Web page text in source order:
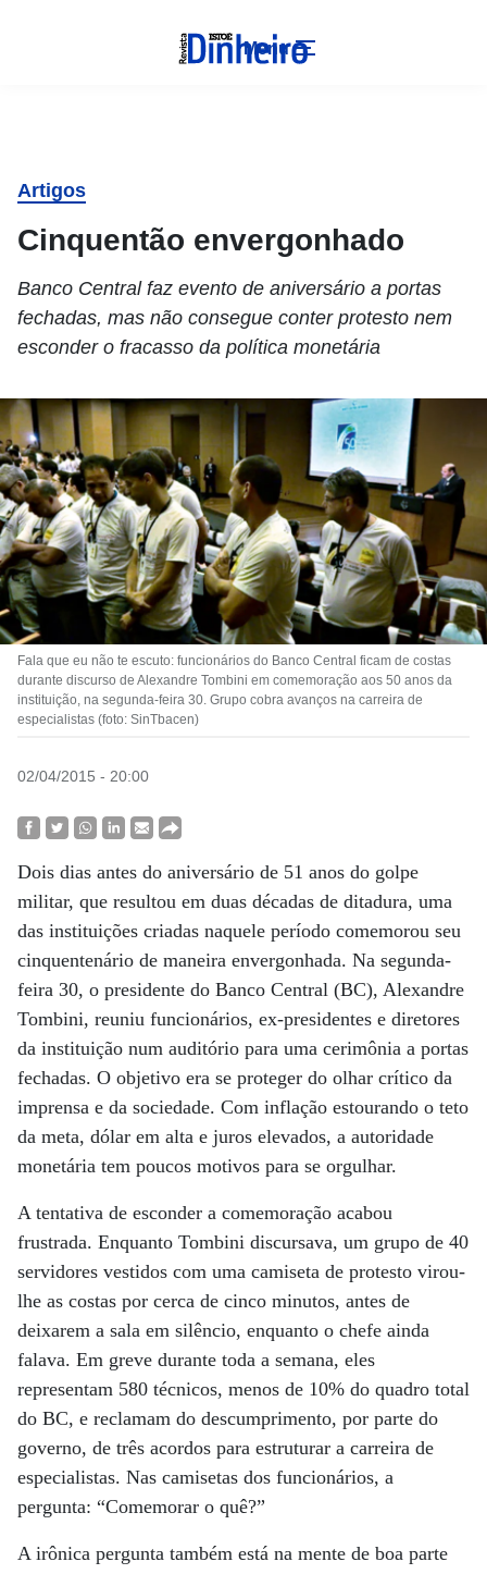
Menu
Artigos
Cinquentão envergonhado
Banco Central faz evento de aniversário a portas
fechadas, mas não consegue conter protesto nem
esconder o fracasso da política monetária
Fala que eu não te escuto: funcionários do Banco Central ficam de costas
durante discurso de Alexandre Tombini em comemoração aos 50 anos da
instituição, na segunda-feira 30. Grupo cobra avanços na carreira de
especialistas (foto: SinTbacen)
02/04/2015 - 20:00
Dois dias antes do aniversário de 51 anos do golpe
militar, que resultou em duas décadas de ditadura, uma
das instituições criadas naquele período comemorou seu
cinquentenário de maneira envergonhada. Na segunda-
feira 30, o presidente do Banco Central (BC), Alexandre
Tombini, reuniu funcionários, ex-presidentes e diretores
da instituição num auditório para uma cerimônia a portas
fechadas. O objetivo era se proteger do olhar crítico da
imprensa e da sociedade. Com inflação estourando o teto
da meta, dólar em alta e juros elevados, a autoridade
monetária tem poucos motivos para se orgulhar.
A tentativa de esconder a comemoração acabou
frustrada. Enquanto Tombini discursava, um grupo de 40
servidores vestidos com uma camiseta de protesto virou-
lhe as costas por cerca de cinco minutos, antes de
deixarem a sala em silêncio, enquanto o chefe ainda
falava. Em greve durante toda a semana, eles
representam 580 técnicos, menos de 10% do quadro total
do BC, e reclamam do descumprimento, por parte do
governo, de três acordos para estruturar a carreira de
especialistas. Nas camisetas dos funcionários, a
pergunta: “Comemorar o quê?”
A irônica pergunta também está na mente de boa parte